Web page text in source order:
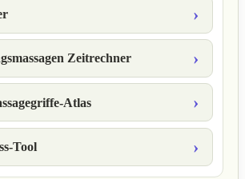
Zeitrechner
Atlas
Tool